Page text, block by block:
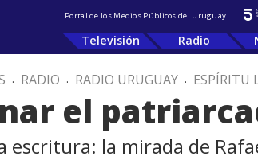
Portal de los Medios Públicos del Uruguay
Televisión Radio
. RADIO . RADIO URUGUAY . ESPÍRITU
el
escritura: la mirada de